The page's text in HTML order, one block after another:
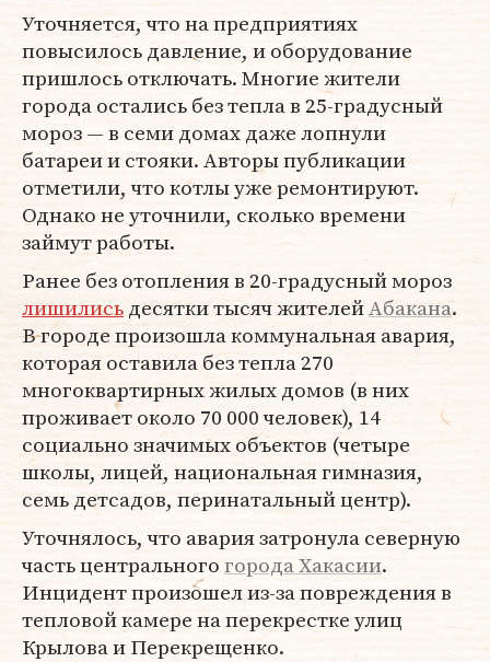
Уточняется, что на предприятиях
повысилось давление, и оборудование
пришлось отключать. Многие жители
города остались без тепла в 25-градусный
мороз — в семи домах даже лопнули
батареи и стояки. Авторы публикации
отметили, что котлы уже ремонтируют.
Однако не уточнили, сколько времени
займут работы.
Ранее без отопления в 20-градусный мороз
лишилисьдесятки тысяч жителейАбакана.
В городе произошла коммунальная авария,
которая оставила без тепла 270
многоквартирных жилых домов (в них
проживает около 70 000 человек), 14
социально значимых объектов (четыре
школы, лицей, национальная гимназия,
семь детсадов, перинатальный центр).
Уточнялось, что авария затронула северную
часть центральногогорода Хакасии.
Инцидент произошел из-за повреждения в
тепловой камере на перекрестке улиц
Крылова и Перекрещенко.